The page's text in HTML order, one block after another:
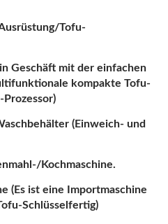
Tofu-
Geschäft mit der einfachen
kompakte Tofu-
(Einweich- und
Kochmaschine.
(Es ist eine Importmaschine
Schlüsselfertig)